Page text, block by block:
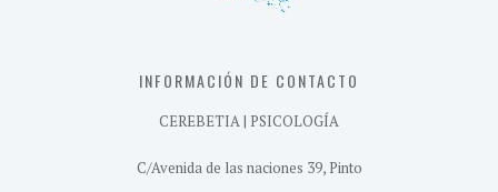
INFORMACIÓN DE CONTACTO
CEREBETIA | PSICOLOGÍA
C/Avenida de las naciones 39, Pinto